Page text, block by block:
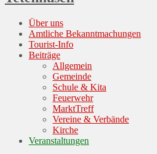
Menu
Skip
content
Über uns
Amtliche Bekanntmachungen
Tourist-Info
Beiträge
Allgemein
Gemeinde
Schule & Kita
Feuerwehr
MarktTreff
Vereine & Verbände
Kirche
Veranstaltungen